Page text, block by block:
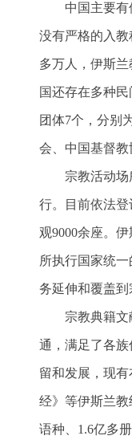
中国主要
没有严格的入
多万人，伊斯
国还存在多种
团体7个，分别
会、中国基督教
宗教活动
行。目前依法
观9000余座。
所执行国家统
务延伸和覆盖到
宗教典籍
通，满足了各
留和发展，现
经》等伊斯兰
语种、1.6亿多